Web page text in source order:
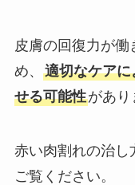
皮膚の回復力が
め、 適切なケア
せる可能性があり
赤い肉割れの治し
ご覧ください。